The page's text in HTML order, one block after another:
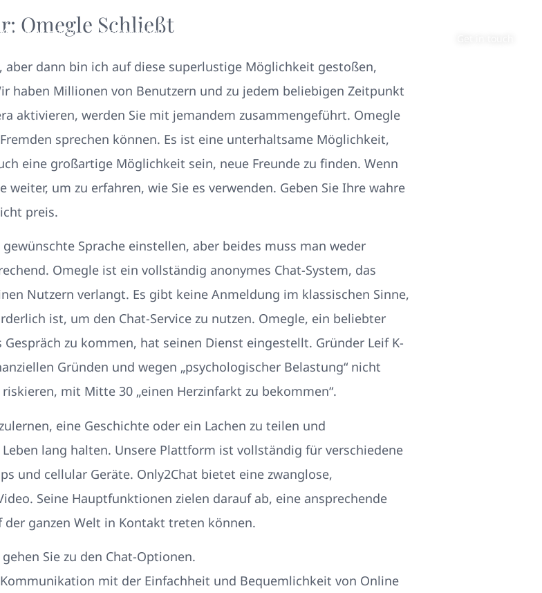
Your New Home Remodeling
Omegle Schließt
dann bin ich auf diese superlustige Möglichkeit gestoßen,
haben Millionen von Benutzern und zu jedem beliebigen Zeitpunkt
aktivieren, werden Sie mit jemandem zusammengeführt. Omegle
sprechen können. Es ist eine unterhaltsame Möglichkeit,
eine großartige Möglichkeit sein, neue Freunde zu finden. Wenn
um zu erfahren, wie Sie es verwenden. Geben Sie Ihre wahre
preis.
Sprache einstellen, aber beides muss man weder
Omegle ist ein vollständig anonymes Chat-System, das
Nutzern verlangt. Es gibt keine Anmeldung im klassischen Sinne,
ist, um den Chat-Service zu nutzen. Omegle, ein beliebter
zu kommen, hat seinen Dienst eingestellt. Gründer Leif K-
Gründen und wegen „psychologischer Belastung“ nicht
mit Mitte 30 „einen Herzinfarkt zu bekommen“.
eine Geschichte oder ein Lachen zu teilen und
lang halten. Unsere Plattform ist vollständig für verschiedene
und cellular Geräte. Only2Chat bietet eine zwanglose,
Seine Hauptfunktionen zielen darauf ab, eine ansprechende
ganzen Welt in Kontakt treten können.
Sie zu den Chat-Optionen.
mit der Einfachheit und Bequemlichkeit von Online